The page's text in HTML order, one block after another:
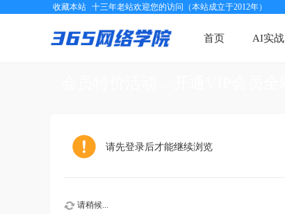
收藏本站 十三年老站欢迎您的访问（本站成立于2012年）
首页 AI实战
请先登录后才能继续浏览
请稍候...